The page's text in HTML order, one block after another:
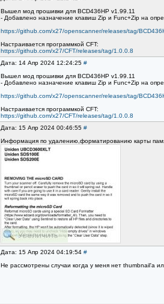
Вышел мод прошивки для BCD436HP v1.99.11
- Добавлено назначение клавиш Zip и Func+Zip на
https://github.com/x27/openscanner/releases/tag/
Настраивается программкой CFT:
https://github.com/x27/CFT/releases/tag/1.0.0.8
Дата: 14 Апр 2024 12:24:25 #
Вышел мод прошивки для BCD436HP v1.99.11
- Добавлено назначение клавиш Zip и Func+Zip на
https://github.com/x27/openscanner/releases/tag/
Настраивается программкой CFT:
https://github.com/x27/CFT/releases/tag/1.0.0.8
Дата: 15 Апр 2024 00:46:55 #
Информация по удалению,форматированию карты
Дата: 15 Апр 2024 04:19:54 #
Не рассмотрены случаи когда у меня нет thumbnail'а